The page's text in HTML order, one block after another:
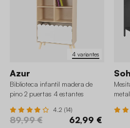
4 variantes
Azur
Biblioteca infantil madera de
pino 2 puertas 4 estantes
4.2 (14)
89,99 € 62,99 €